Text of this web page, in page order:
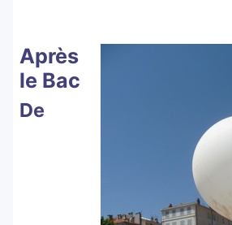
Après
le Bac
De